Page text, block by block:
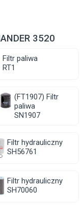
3520
Filtr paliwa
RT1
(FT1907) Filtr
paliwa
SN1907
Filtr hydrauliczny
SH56761
Filtr hydrauliczny
SH70060